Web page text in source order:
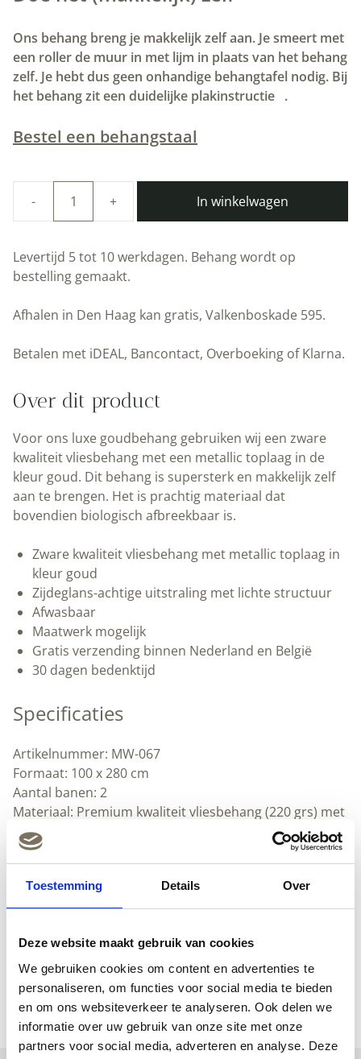
Toestemming Details Over
Deze website maakt gebruik van cookies
We gebruiken cookies om content en advertenties te
personaliseren, om functies voor social media te bieden
en om ons websiteverkeer te analyseren. Ook delen we
informatie over uw gebruik van onze site met onze
partners voor social media, adverteren en analyse. Deze
Ons behang breng je makkelijk zelf aan. Je smeert met
een roller de muur in met lijm in plaats van het behang
zelf. Je hebt dus geen onhandige behangtafel nodig. Bij
het behang zit een duidelijke plakinstructie .
Bestel een behangstaal
Golden
Goud
grafische
Off-
II
|100
x
280
cm
Kek
|
Natuurverf
aantal
In winkelwagen
Levertijd 5 tot 10 werkdagen. Behang wordt op
bestelling gemaakt.
Afhalen in Den Haag kan gratis, Valkenboskade 595.
Betalen met iDEAL, Bancontact, Overboeking of Klarna.
Over dit product
Voor ons luxe goudbehang gebruiken wij een zware
kwaliteit vliesbehang met een metallic toplaag in de
kleur goud. Dit behang is supersterk en makkelijk zelf
aan te brengen. Het is prachtig materiaal dat
bovendien biologisch afbreekbaar is.
Zware kwaliteit vliesbehang met metallic toplaag in
kleur goud
Zijdeglans-achtige uitstraling met lichte structuur
Afwasbaar
Maatwerk mogelijk
Gratis verzending binnen Nederland en België
30 dagen bedenktijd
Specificaties
Artikelnummer: MW-067
Formaat: 100 x 280 cm
Aantal banen: 2
Materiaal: Premium kwaliteit vliesbehang (220 grs) met
metallic toplaag
Lijmadvies: Perfax Ready & Roll voor vliesbehang
Textuur: Voelbare structuur (Lichte korrel)
Herhaalbaar
Afwasbaar
(Nederlands) (pdf)
(Engels) (pdf)